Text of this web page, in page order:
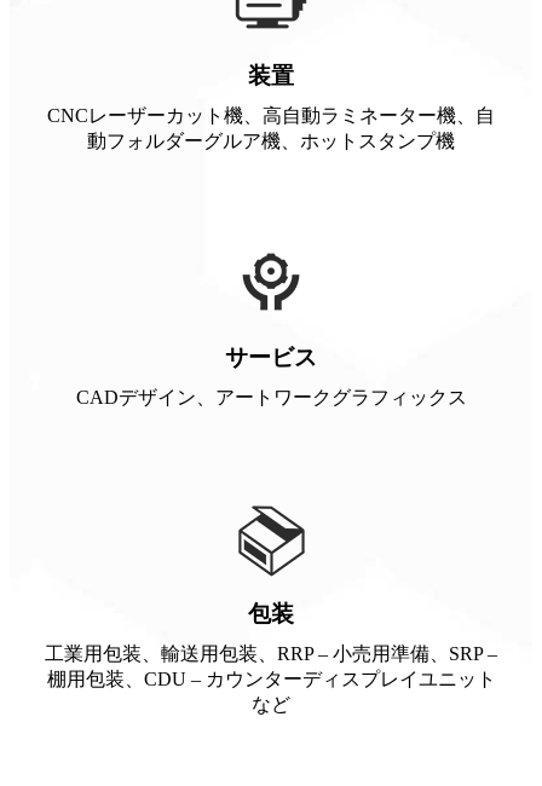
装置
CNCレーザーカット機、高自動ラミネーター機、自
動フォルダーグルア機、ホットスタンプ機
サービス
CADデザイン、アートワークグラフィックス
包装
工業用包装、輸送用包装、RRP – 小売用準備、SRP –
棚用包装、CDU – カウンターディスプレイユニット
など